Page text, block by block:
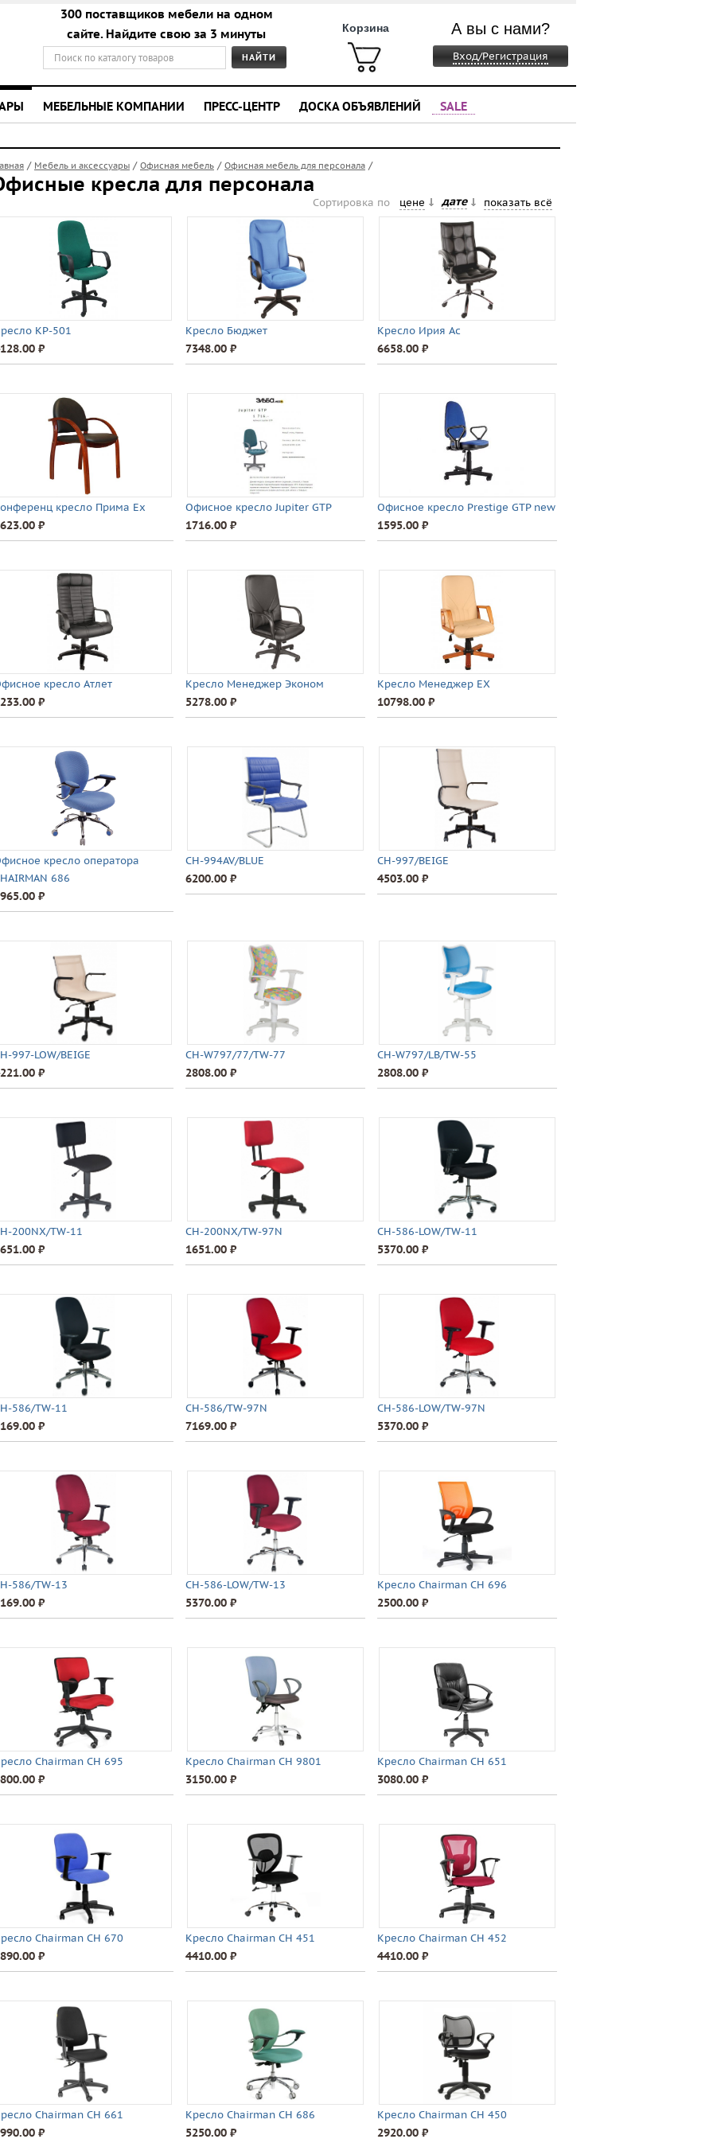
300 поставщиков мебели на одном
сайте. Найдите свою за 3 минуты
Корзина А вы с нами?
Вход/Регистрация
МЕБЕЛЬНЫЕ КОМПАНИИ ПРЕСС-ЦЕНТР ДОСКА ОБЪЯВЛЕНИЙ SALE
/ Мебель и аксессуары / Офисная мебель / Офисная мебель для персонала /
кресла для персонала
Сортировка по цене дате показать всё
КР-501
⃏
Кресло Бюджет
7348.00 ⃏
Кресло Ирия Ас
6658.00 ⃏
кресло Прима Ex
⃏
Офисное кресло Jupiter GTP
1716.00 ⃏
Офисное кресло Prestige GTP new
1595.00 ⃏
кресло Атлет
⃏
Кресло Менеджер Эконом
5278.00 ⃏
Кресло Менеджер EX
10798.00 ⃏
кресло оператора
686
⃏
CH-994AV/BLUE
6200.00 ⃏
CH-997/BEIGE
4503.00 ⃏
997-LOW/BEIGE
⃏
CH-W797/77/TW-77
2808.00 ⃏
CH-W797/LB/TW-55
2808.00 ⃏
200NX/TW-11
⃏
CH-200NX/TW-97N
1651.00 ⃏
CH-586-LOW/TW-11
5370.00 ⃏
586/TW-11
⃏
CH-586/TW-97N
7169.00 ⃏
CH-586-LOW/TW-97N
5370.00 ⃏
586/TW-13
⃏
CH-586-LOW/TW-13
5370.00 ⃏
Кресло Chairman CH 696
2500.00 ⃏
Chairman CH 695
⃏
Кресло Chairman CH 9801
3150.00 ⃏
Кресло Chairman CH 651
3080.00 ⃏
Chairman CH 670
⃏
Кресло Chairman CH 451
4410.00 ⃏
Кресло Chairman CH 452
4410.00 ⃏
Chairman CH 661
⃏
Кресло Chairman CH 686
5250.00 ⃏
Кресло Chairman CH 450
2920.00 ⃏